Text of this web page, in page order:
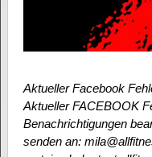
Aktueller Facebook
Aktueller FACEBOOK
Benachrichtigungen
senden an: